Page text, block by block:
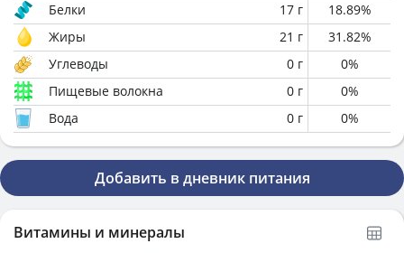
Белки
17 г 18.89%
Жиры
21 г 31.82%
Углеводы
0 г 0%
Пищевые волокна
0 г 0%
Вода
0 г 0%
Добавить в дневник питания
Витамины и минералы